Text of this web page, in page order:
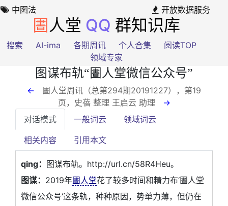
中图法 开放数据服务
圕 人堂 QQ 群知识库
搜索 AI-ima 各期周讯 个人合集
阅读TOP
领域专家
图谋布轨“圕人堂微信公众号”
←
圕人堂周讯（总第294期20191227），第19
页 ，史蓓 整理 王启云 助理
→
对话模式
一般词云 领域词云
相关内容 引用本文
qing： 图谋布轨。http://url.cn/58R4Heu。
图谋： 2019年圕人堂花了较多时间和精力布‘圕人堂
微信公众号’这条轨，种种原因，势单力薄，但仍在